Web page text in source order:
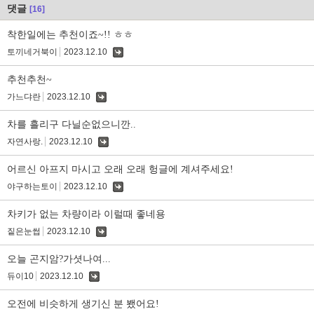
댓글 [16]
착한일에는 추천이죠~!! ㅎㅎ
토끼네거북이 2023.12.10
추천추천~
가느댜란 2023.12.10
차를 흘리구 다닐순없으니깐..
자연사랑. 2023.12.10
어르신 아프지 마시고 오래 오래 헝글에 계셔주세요!
야구하는토이 2023.12.10
차키가 없는 차량이라 이럴때 좋네용
짙은눈썹 2023.12.10
오늘 곤지암?가셧나여...
듀이10 2023.12.10
오전에 비슷하게 생기신 분 뵀어요!